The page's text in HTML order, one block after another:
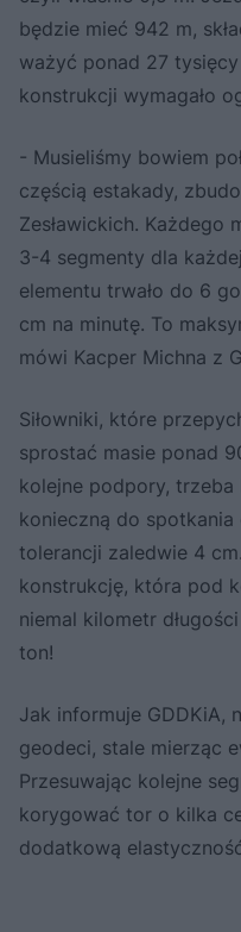
będzie mieć 942 m,
ważyć ponad 27
konstrukcji wymagało
- Musieliśmy bowiem
częścią estakady,
Zesławickich. Każdego
3-4 segmenty dla
elementu trwało do 6
cm na minutę. To
mówi Kacper Michna z
Siłowniki, które
sprostać masie ponad
kolejne podpory, trzeba
konieczną do
tolerancji zaledwie 4
konstrukcję, która pod
niemal kilometr
ton!
Jak informuje GDDKiA,
geodeci, stale mierząc
Przesuwając kolejne
korygować tor o kilka
dodatkową